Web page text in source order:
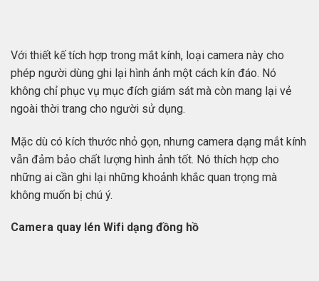
Với thiết kế tích hợp trong mắt kính, loại camera này cho
phép người dùng ghi lại hình ảnh một cách kín đáo. Nó
không chỉ phục vụ mục đích giám sát mà còn mang lại vẻ
ngoài thời trang cho người sử dụng.
Mặc dù có kích thước nhỏ gọn, nhưng camera dạng mắt kính
vẫn đảm bảo chất lượng hình ảnh tốt. Nó thích hợp cho
những ai cần ghi lại những khoảnh khắc quan trọng mà
không muốn bị chú ý.
Camera quay lén Wifi dạng đồng hồ